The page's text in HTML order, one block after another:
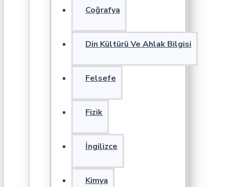
Coğrafya
Din Kültürü Ve Ahlak Bilgisi
Felsefe
Fizik
İngilizce
Kimya